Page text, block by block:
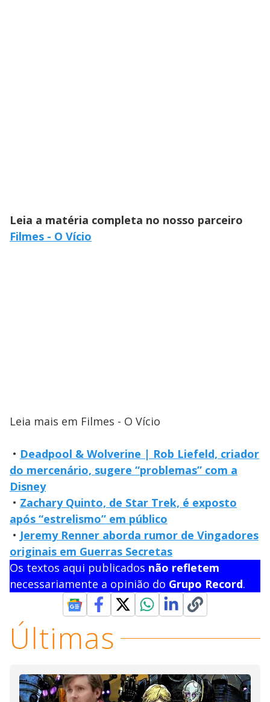
Leia a matéria completa no nosso parceiro
Filmes - O Vício
Leia mais em Filmes - O Vício
• Deadpool & Wolverine | Rob Liefeld, criador
do mercenário, sugere “problemas” com a
Disney
• Zachary Quinto, de Star Trek, é exposto
após “estrelismo” em público
• Jeremy Renner aborda rumor de Vingadores
originais em Guerras Secretas
Os textos aqui publicados não refletem
necessariamente a opinião do Grupo Record.
Últimas